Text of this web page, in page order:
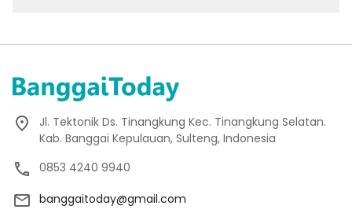
Jl. Tektonik Ds. Tinangkung Kec. Tinangkung Selatan.
Kab. Banggai Kepulauan, Sulteng, Indonesia
0853 4240 9940
banggaitoday@gmail.com